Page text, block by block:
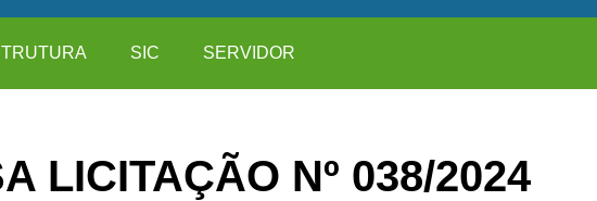
SIC SERVIDOR
LICITAÇÃO Nº 038/2024